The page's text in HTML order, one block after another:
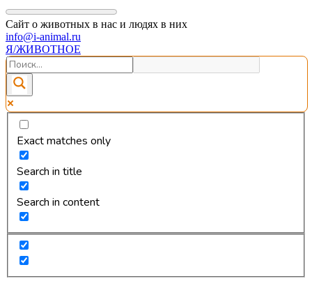
Сайт о животных в нас и людях в них
info@i-animal.ru
Я/ЖИВОТНОЕ
Exact matches only
Search in title
Search in content